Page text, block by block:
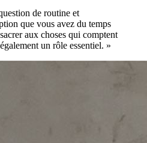
de routine et
que vous avez du temps
aux choses qui comptent
un rôle essentiel. »